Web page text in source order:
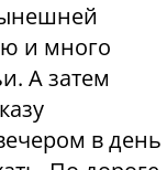
и много
А затем
в день